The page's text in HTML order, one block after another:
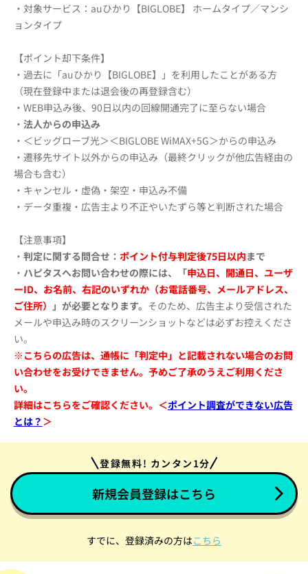
・対象サービス：auひかり【BIGLOBE】 ホームタイプ／マンシ
ョンタイプ
【ポイント却下条件】
・過去に「auひかり【BIGLOBE】」を利用したことがある方
（現在登録中または退会後の再登録含む）
・WEB申込み後、90日以内の回線開通完了に至らない場合
・ 法人からの申込み
・＜ビッグローブ光＞＜BIGLOBE WiMAX+5G＞からの申込み
・遷移先サイト以外からの申込み（最終クリックが他広告経由の
場合も含む）
・キャンセル・虚偽・架空・申込み不備
・データ重複・広告主より不正やいたずら等と判断された場合
【注意事項】
・ 判定に関する問合せ： ポイント付与判定後75日以内まで
・ ハピタスへお問い合わせの際には、「申込日、開通日、ユーザ
ーID、お名前、右記のいずれか（お電話番号、メールアドレス、
ご住所） 」が必要となります。 そのため、広告主より受信された
メールや申込み時のスクリーンショットなどは必ずお控えくださ
い。
※こちらの広告は、通帳に「判定中」と記載されない場合のお問
い合わせをお受けできません。予めご了承のうえご利用くださ
い。
詳細はこちらをご確認ください。＜ポイント調査ができない広告
とは？ ＞
登録無料! カンタン1分
新規会員登録はこちら
すでに、登録済みの方はこちら